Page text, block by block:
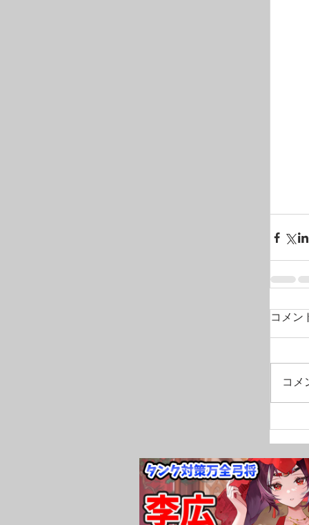
コメン
コメ